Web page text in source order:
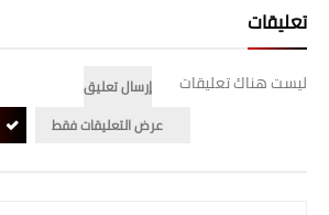
العطل
تعليقات
ليست هناك تعليقات
إرسال تعليق
عرض التعليقات فقط